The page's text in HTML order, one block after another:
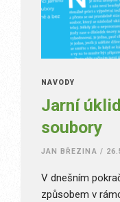
NÁVODY
Jarní
soubory
JAN BŘEZINA /
V dnešním
způsobem v